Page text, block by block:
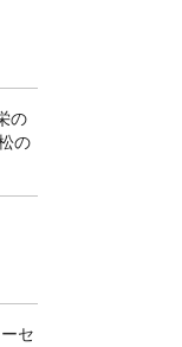
の
の
セ